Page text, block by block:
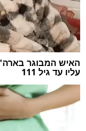
האיש המבוגר
עליו עד גיל 111